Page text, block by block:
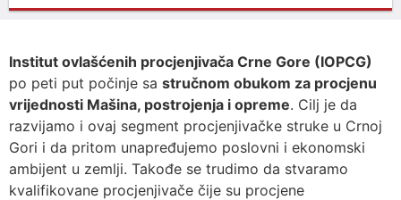
Institut ovlašćenih procjenjivača Crne Gore (IOPCG)
po peti put počinje sa stručnom obukom za procjenu
vrijednosti Mašina, postrojenja i opreme. Cilj je da
razvijamo i ovaj segment procjenjivačke struke u Crnoj
Gori i da pritom unapređujemo poslovni i ekonomski
ambijent u zemlji. Takođe se trudimo da stvaramo
kvalifikovane procjenjivače čije su procjene